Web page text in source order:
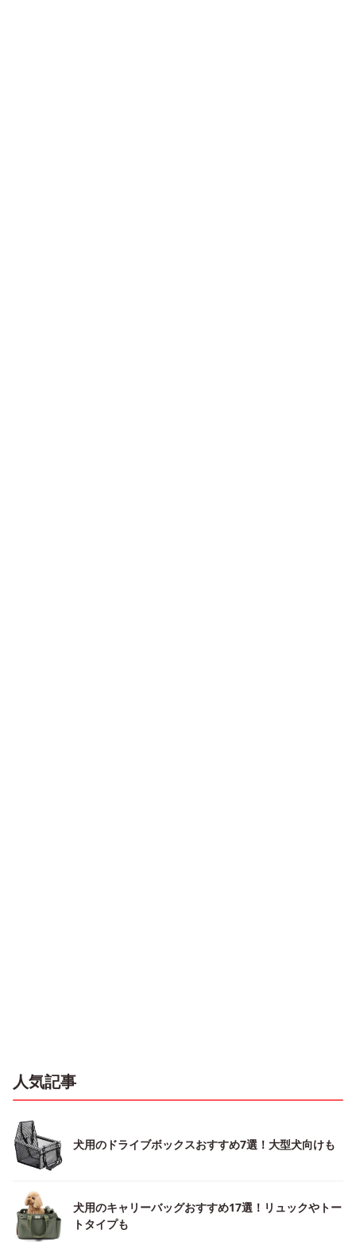
人気記事
犬用のドライブボックスおすすめ7選！大型犬向けも
犬用のキャリーバッグおすすめ17選！リュックやトー
トタイプも